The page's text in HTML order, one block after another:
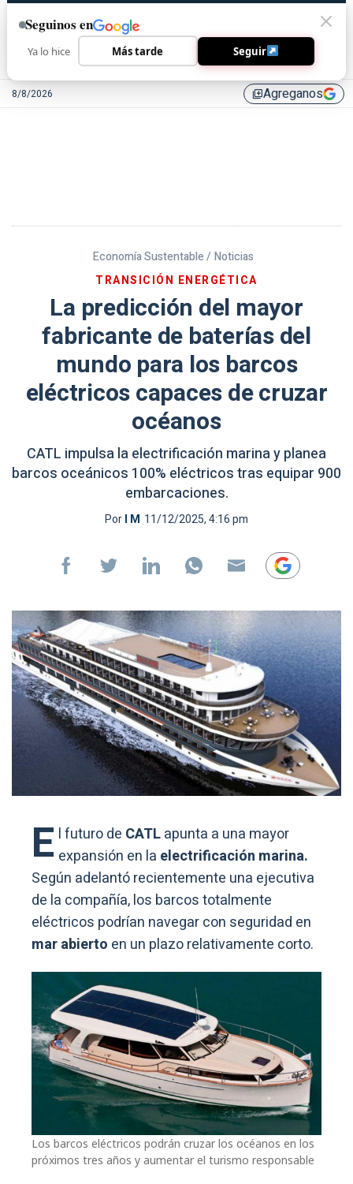
8/8/2026 library_addAgreganos
Economía Sustentable / Noticias
TRANSICIÓN ENERGÉTICA
La predicción del mayor
fabricante de baterías del
mundo para los barcos
eléctricos capaces de cruzar
océanos
CATL impulsa la electrificación marina y planea
barcos oceánicos 100% eléctricos tras equipar 900
embarcaciones.
PorI M 11/12/2025, 4:16 pm
E l futuro de CATLapunta a una mayor
expansión en la electrificación marina.
Según adelantó recientemente una ejecutiva
de la compañía, los barcos totalmente
eléctricos podrían navegar con seguridad en
mar abierto en un plazo relativamente corto.
Los barcos eléctricos podrán cruzar los océanos en los
próximos tres años y aumentar el turismo responsable
Seguinos en
Ya lo hice Más tarde Seguir